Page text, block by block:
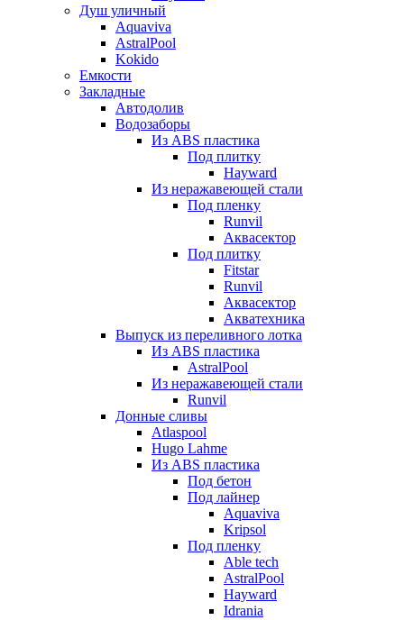
Душ уличный
Aquaviva
AstralPool
Kokido
Емкости
Закладные
Автодолив
Водозаборы
Из ABS пластика
Под плитку
Hayward
Из неражавеющей стали
Под пленку
Runvil
Аквасектор
Под плитку
Fitstar
Runvil
Аквасектор
Акватехника
Выпуск из переливного лотка
Из ABS пластика
AstralPool
Из неражавеющей стали
Runvil
Донные сливы
Atlaspool
Hugo Lahme
Из ABS пластика
Под бетон
Под лайнер
Aquaviva
Kripsol
Под пленку
Able tech
AstralPool
Hayward
Idrania